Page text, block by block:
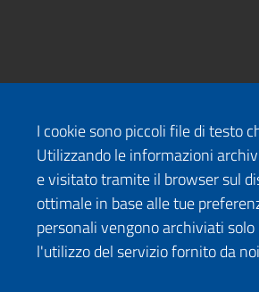
I cookie sono piccoli file di testo
Utilizzando le informazioni
e visitato tramite il browser sul
ottimale in base alle tue
personali vengono archiviati
l'utilizzo del servizio fornito da